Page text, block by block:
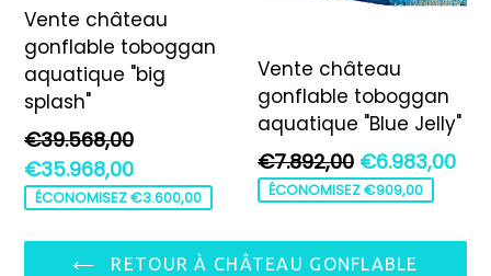
Vente château
gonflable toboggan
aquatique "big
splash"
Prix
régulier
€39.568,00
€35.968,00
ÉCONOMISEZ €3.600,00
Vente château
gonflable toboggan
aquatique "Blue Jelly"
Prix
régulier
€7.892,00 €6.983,00
ÉCONOMISEZ €909,00
RETOUR À CHÂTEAU GONFLABLE